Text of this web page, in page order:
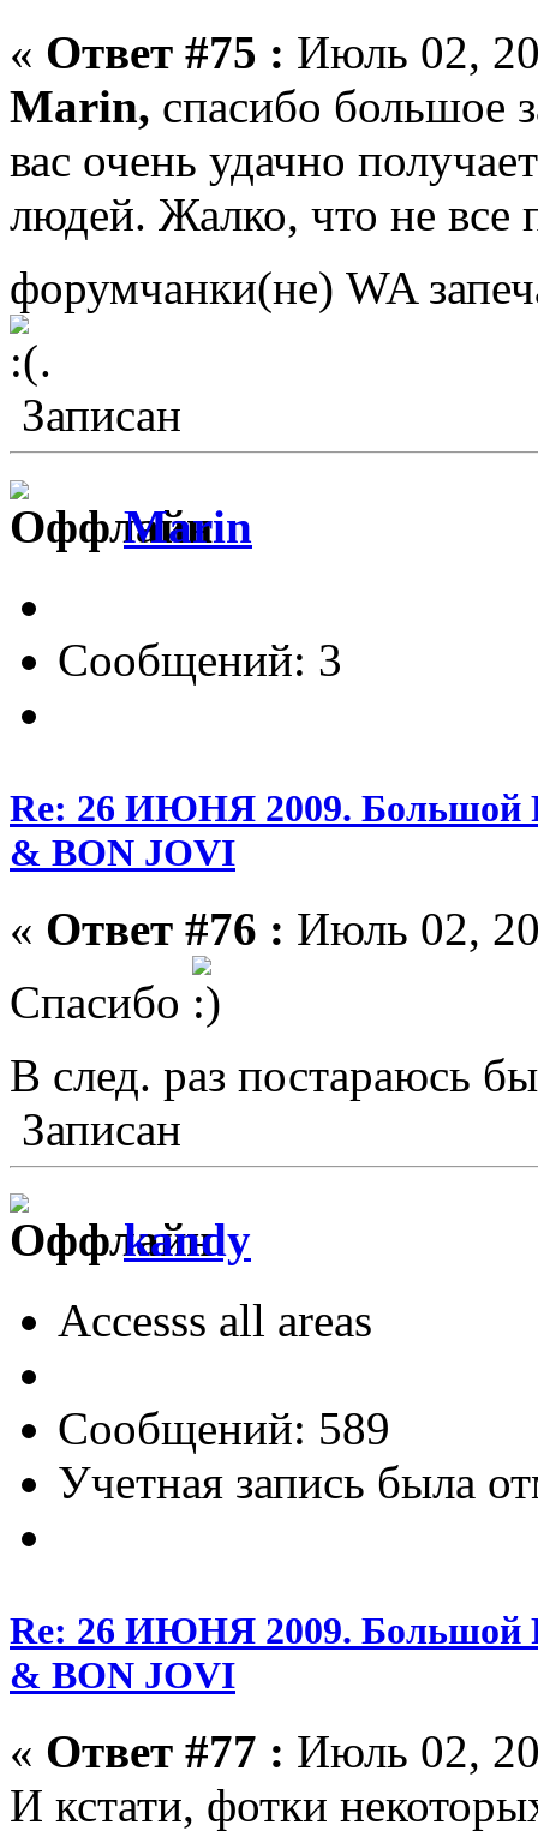
« Ответ #75 : Июль 02,
Marin, cпасибо большое
вас очень удачно
людей. Жалко, что не
форумчанки(не) WA
.
Записан
Marin
Сообщений: 3
Re: 26 ИЮНЯ 2009. Большой
& BON JOVI
« Ответ #76 : Июль 02,
Спасибо
В след. раз постараюсь
Записан
kandy
Accesss all areas
Сообщений: 589
Учетная запись была
Re: 26 ИЮНЯ 2009. Большой
& BON JOVI
« Ответ #77 : Июль 02,
И кстати, фотки